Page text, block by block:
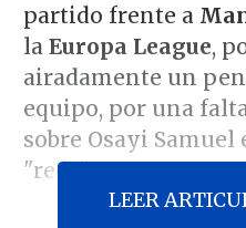
partido frente a
la Europa League,
airadamente un
equipo, por una
sobre Osayi Samuel
"reds".
LEER